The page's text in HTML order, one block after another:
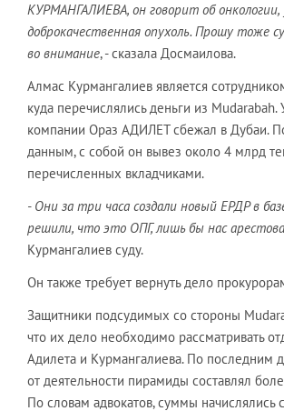
КУРМАНГАЛИЕВА, он говорит об онкологии,
доброкачественная опухоль. Прошу тоже
во внимание, - сказала Досмаилова.
Алмас Курмангалиев является
куда перечислялись деньги из Mudarabah.
компании Ораз АДИЛЕТ сбежал в Дубаи.
данным, с собой он вывез около 4 млрд
перечисленных вкладчиками.
- Они за три часа создали новый ЕРДР в
решили, что это ОПГ, лишь бы нас
Курмангалиев суду.
Он также требует вернуть дело
Защитники подсудимых со стороны
что их дело необходимо рассматривать
Адилета и Курмангалиева. По последним
от деятельности пирамиды составлял
По словам адвокатов, суммы начислялись